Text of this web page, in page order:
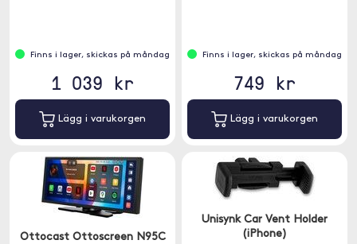
Finns i lager, skickas på måndag
1 039 kr
Lägg i varukorgen
Finns i lager, skickas på måndag
749 kr
Lägg i varukorgen
Ottocast Ottoscreen N95C
Unisynk Car Vent Holder
(iPhone)